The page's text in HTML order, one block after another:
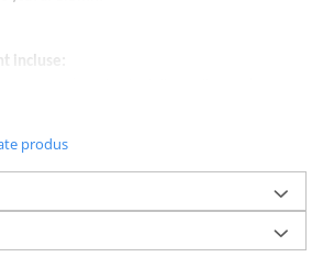
Electrice
aer
incluse:
din inox sudați pe bullbar, care se
proiector, sau 4 suporți proiector și 2
pentru lămpile de poziție LED
se poate configura:
produs